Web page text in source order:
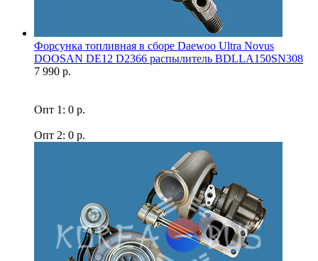
Форсунка топливная в сборе Daewoo Ultra Novus
DOOSAN DE12 D2366 распылитель BDLLA150SN308
7 990 р.
Опт 1: 0 р.
Опт 2: 0 р.